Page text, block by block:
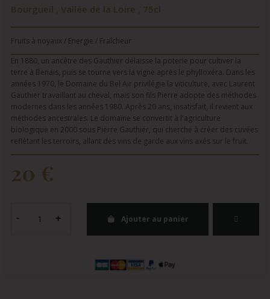
Bourgueil , Vallée de la Loire , 75cl
Fruits à noyaux / Energie / Fraîcheur
En 1880, un ancêtre des Gauthier délaisse la poterie pour cultiver la
terre à Benais, puis se tourne vers la vigne après le phylloxéra. Dans les
années 1970, le Domaine du Bel Air privilégie la viticulture, avec Laurent
Gauthier travaillant au cheval, mais son fils Pierre adopte des méthodes
modernes dans les années 1980. Après 20 ans, insatisfait, il revient aux
méthodes ancestrales. Le domaine se convertit à l'agriculture
biologique en 2000 sous Pierre Gauthier, qui cherche à créer des cuvées
reflétant les terroirs, allant des vins de garde aux vins axés sur le fruit.
20 €
Ajouter au panier